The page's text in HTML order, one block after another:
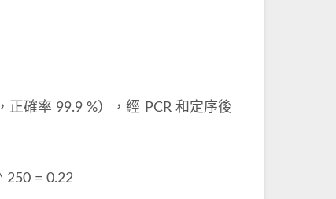
確率 99.9 %），經 PCR 和定序後
250 = 0.22